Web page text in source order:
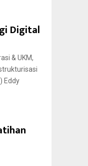
Digital
& UKM,
Eddy